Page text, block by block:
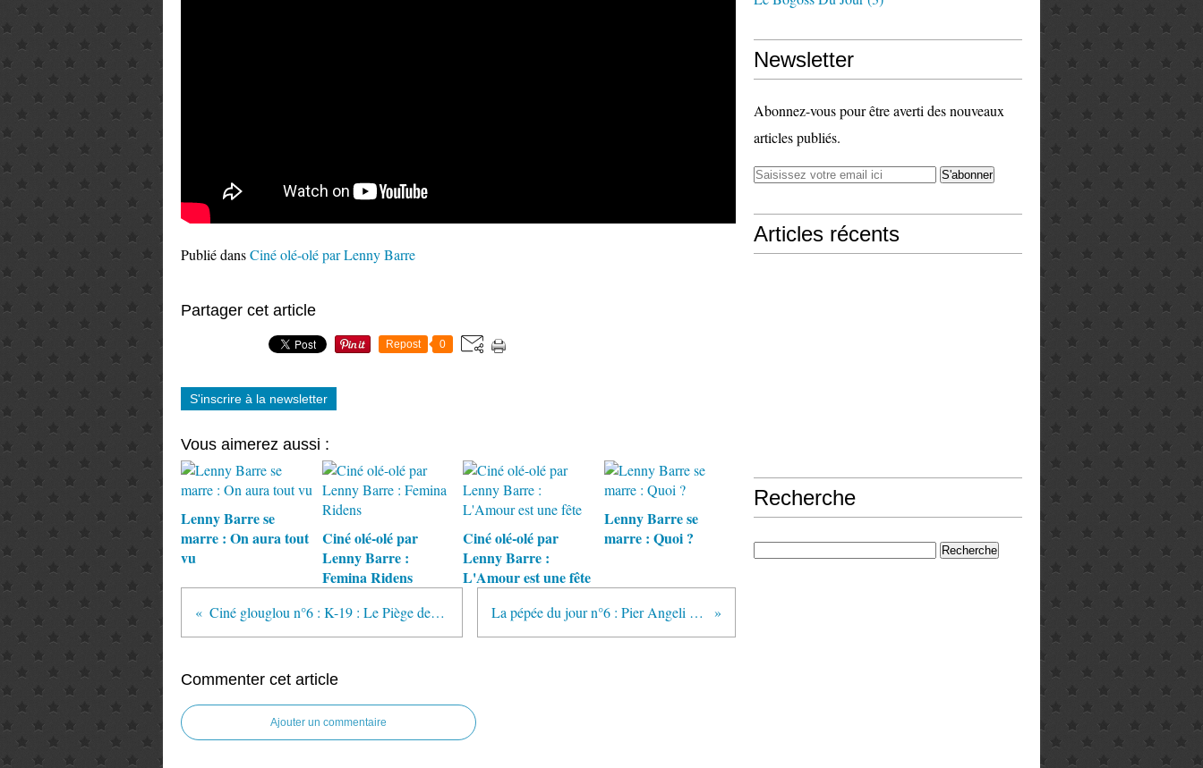
Publié dansCiné olé-olé par Lenny Barre
Partager cet article
Repost 0
S'inscrire à la newsletter
Vous aimerez aussi :
Lenny Barre se
marre : On aura tout
vu
Ciné olé-olé par
Lenny Barre :
Femina Ridens
Ciné olé-olé par
Lenny Barre :
L'Amour est une fête
Lenny Barre se
marre : Quoi ?
Ciné glouglou n°6 : K-19 : Le Piège des profondeurs La pépée du jour n°6 : Pier Angeli (1932-1971)
Commenter cet article
Ajouter un commentaire
Newsletter
Abonnez-vous pour être averti des nouveaux
articles publiés.
Articles récents
Recherche